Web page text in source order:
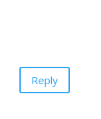
Reply